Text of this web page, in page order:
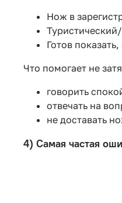
Нож в
Готов
Что помогает не
говорить
отвечать на
не доставать
4) Самая частая